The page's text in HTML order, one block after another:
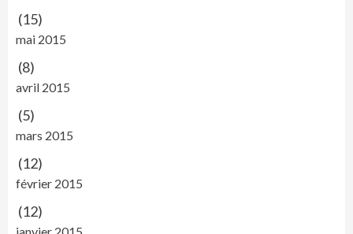
(15)
mai 2015
(8)
avril 2015
(5)
mars 2015
(12)
février 2015
(12)